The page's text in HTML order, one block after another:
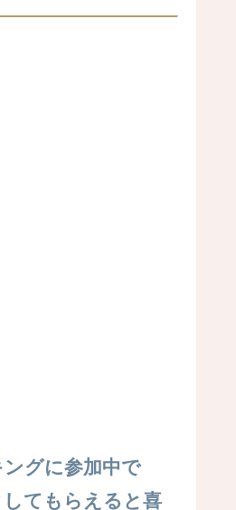
グに参加中で
てもらえると喜